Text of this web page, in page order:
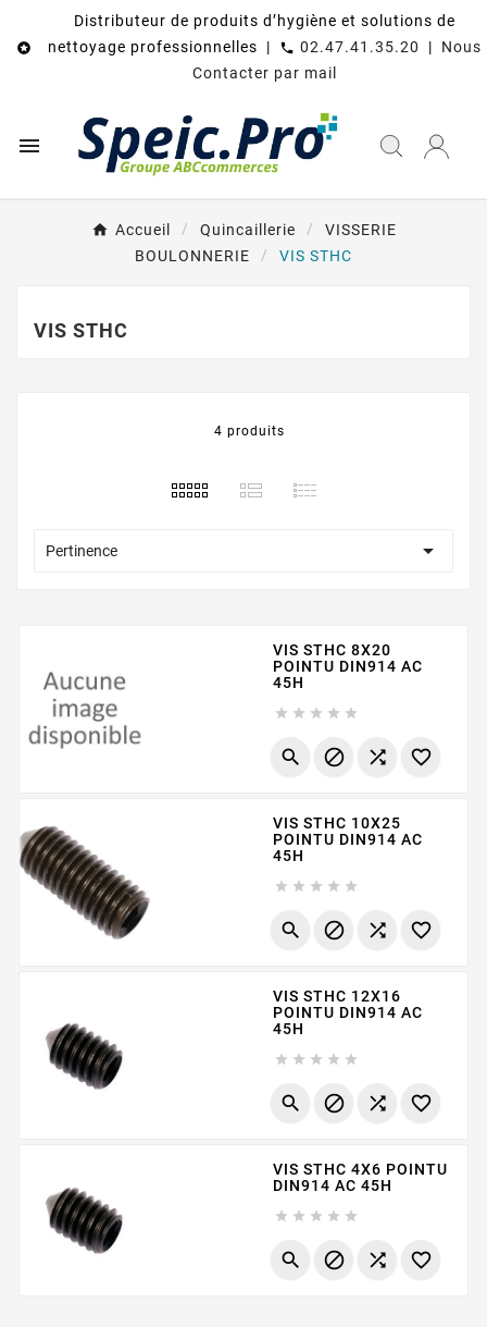

Distributeur de produits d’hygiène et solutions de
nettoyage professionnelles |
call 02.47.41.35.20 | Nous
Contacter par mail

Accueil Quincaillerie
VISSERIE
BOULONNERIE
VIS STHC
VIS STHC
4 produits
Pertinence 
VIS STHC 8X20
POINTU DIN914 AC
45H
    
   
VIS STHC 10X25
POINTU DIN914 AC
45H
    
   
VIS STHC 12X16
POINTU DIN914 AC
45H
    
   
VIS STHC 4X6 POINTU
DIN914 AC 45H
    
   